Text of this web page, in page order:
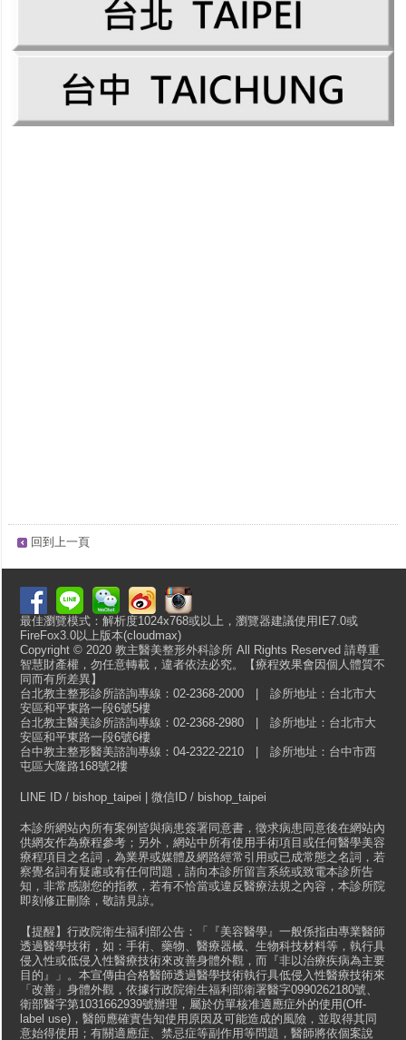
回到上一頁
最佳瀏覽模式：解析度1024x768或以上，瀏覽器建議使用IE7.0或
FireFox3.0以上版本(cloudmax)
Copyright © 2020 教主醫美整形外科診所 All Rights Reserved 請尊重
智慧財產權，勿任意轉載，違者依法必究。【療程效果會因個人體質不
同而有所差異】
台北教主整形診所諮詢專線：02-2368-2000 | 診所地址：台北市大
安區和平東路一段6號5樓
台北教主醫美診所諮詢專線：02-2368-2980 | 診所地址：台北市大
安區和平東路一段6號6樓
台中教主整形醫美諮詢專線：04-2322-2210 | 診所地址：台中市西
屯區大隆路168號2樓
LINE ID / bishop_taipei | 微信ID / bishop_taipei
本診所網站內所有案例皆與病患簽署同意書，徵求病患同意後在網站內
供網友作為療程參考；另外，網站中所有使用手術項目或任何醫學美容
療程項目之名詞，為業界或媒體及網路經常引用或已成常態之名詞，若
察覺名詞有疑慮或有任何問題，請向本診所留言系統或致電本診所告
知，非常感謝您的指教，若有不恰當或違反醫療法規之內容，本診所院
即刻修正刪除，敬請見諒。
【提醒】行政院衛生福利部公告：「『美容醫學』一般係指由專業醫師
透過醫學技術，如：手術、藥物、醫療器械、生物科技材料等，執行具
侵入性或低侵入性醫療技術來改善身體外觀，而『非以治療疾病為主要
目的』」。本宣傳由合格醫師透過醫學技術執行具低侵入性醫療技術來
「改善」身體外觀，依據行政院衛生福利部衛署醫字0990262180號、
衛部醫字第1031662939號辦理，屬於仿單核准適應症外的使用(Off-
label use)，醫師應確實告知使用原因及可能造成的風險，並取得其同
意始得使用；有關適應症、禁忌症等副作用等問題，醫師將依個案說